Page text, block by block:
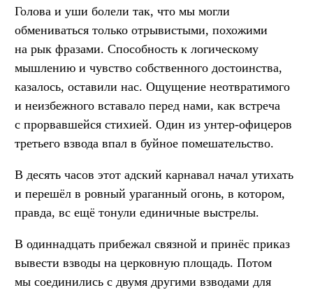
Голова и уши болели так, что мы могли
обмениваться только отрывистыми, похожими
на рык фразами. Способность к логическому
мышлению и чувство собственного достоинства,
казалось, оставили нас. Ощущение неотвратимого
и неизбежного вставало перед нами, как встреча
с прорвавшейся стихией. Один из унтер-офицеров
третьего взвода впал в буйное помешательство.
В десять часов этот адский карнавал начал утихать
и перешёл в ровный ураганный огонь, в котором,
правда, вс ещё тонули единичные выстрелы.
В одиннадцать прибежал связной и принёс приказ
вывести взводы на церковную площадь. Потом
мы соединились с двумя другими взводами для